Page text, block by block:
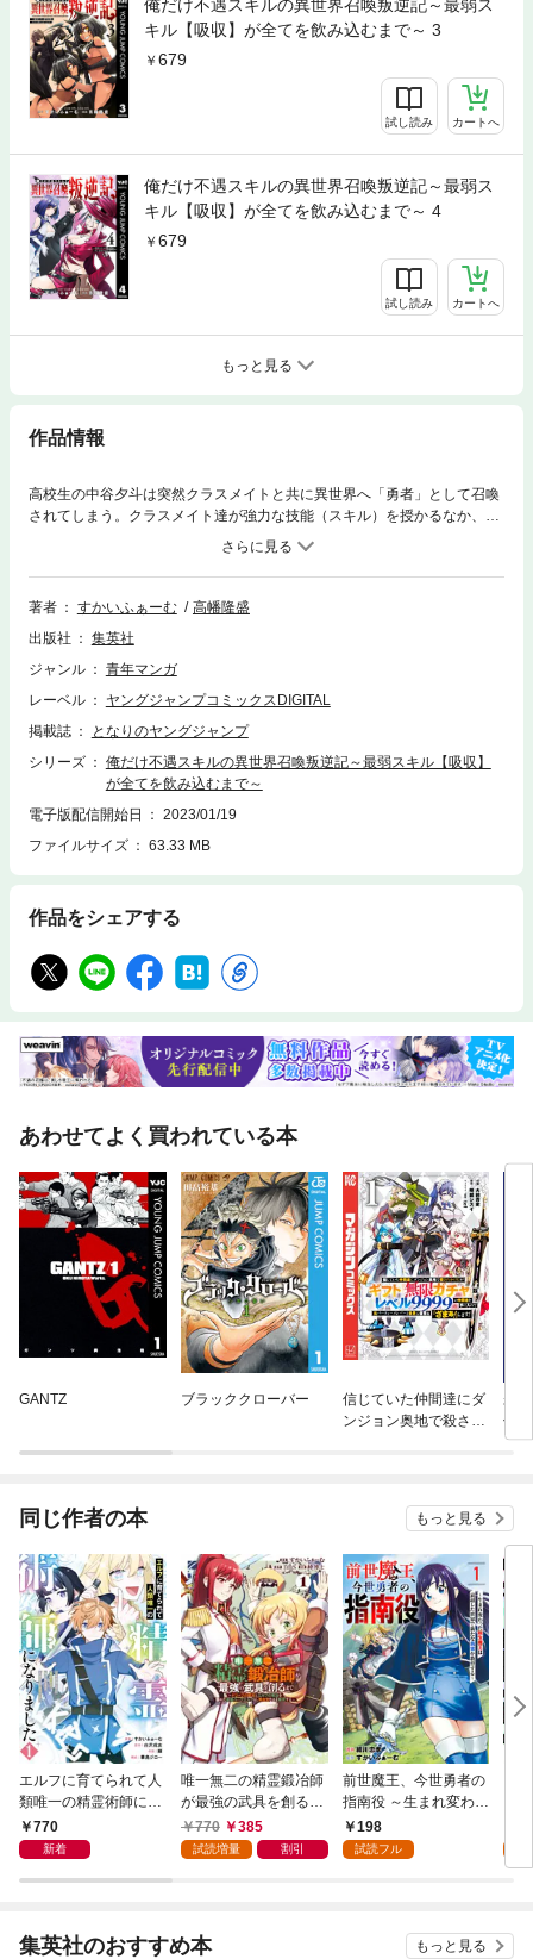
俺だけ不遇スキルの異世界召喚叛逆記～最弱ス
キル【吸収】が全てを飲み込むまで～ 3
679
試し読み カートへ
俺だけ不遇スキルの異世界召喚叛逆記～最弱ス
キル【吸収】が全てを飲み込むまで～ 4
679
試し読み カートへ
もっと見る
作品情報
高校生の中谷夕斗は突然クラスメイトと共に異世界へ「勇者」として召喚
されてしまう。クラスメイト達が強力な技能（スキル）を授かるなか、ユ
ウトが授かったのは不遇スキル【吸】であった。 使い物にならないユウト
は魔物との戦闘で致命傷を負うが、クラスメイトは彼を見殺しに…。その
瞬間、ユウトにはどこからともなく“声”が聞こえて――…!?
著者
すかいふぁーむ
高幡隆盛
出版社
集英社
ジャンル
青年マンガ
レーベル
ヤングジャンプコミックスDIGITAL
掲載誌
となりのヤングジャンプ
シリーズ
俺だけ不遇スキルの異世界召喚叛逆記～最弱スキル【吸収】
が全てを飲み込むまで～
電子版配信開始日
2023/01/19
ファイルサイズ
63.33 MB
作品をシェアする
あわせてよく買われている本
GANTZ ブラッククローバー
信じていた仲間達にダ
ンジョン奥地で殺され
れて元パーティーメン
バーと世界に復讐＆
未
仲
【
同じ作者の本 もっと見る
エルフに育てられて人
類唯一の精霊術師にな
りました～世間知らず
の最強冒険者、無自覚
する～ 1巻
770
新着
唯一無二の精霊鍛冶師
が最強の武具を創るま
で～ドワーフの鍛冶と
エルフの魔法を極めた
770 385
試読増量 割引
前世魔王、今世勇者の
指南役 ～生まれ変わっ
た転生魔王は衰退した
世界で新たな勇者を教
198
試読フル
集英社のおすすめ本 もっと見る